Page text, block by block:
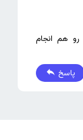
رو هم انجام
پاسخ